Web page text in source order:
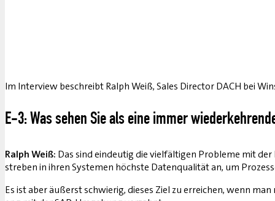
Im Interview beschreibt Ralph Weiß, Sales Director DACH bei
E-3: Was sehen Sie als eine immer
Ralph Weiß: Das sind eindeutig die vielfältigen Probleme mit
streben in ihren Systemen höchste Datenqualität an, um
Es ist aber äußerst schwierig, dieses Ziel zu erreichen, wenn